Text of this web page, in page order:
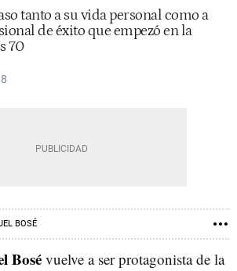
tanto a su vida personal como a
de éxito que empezó en la
70
BOSÉ
Bosé vuelve a ser protagonista de la